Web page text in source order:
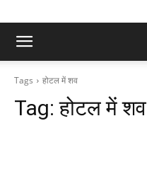
Tags होटल में शव
Tag:होटल में शव